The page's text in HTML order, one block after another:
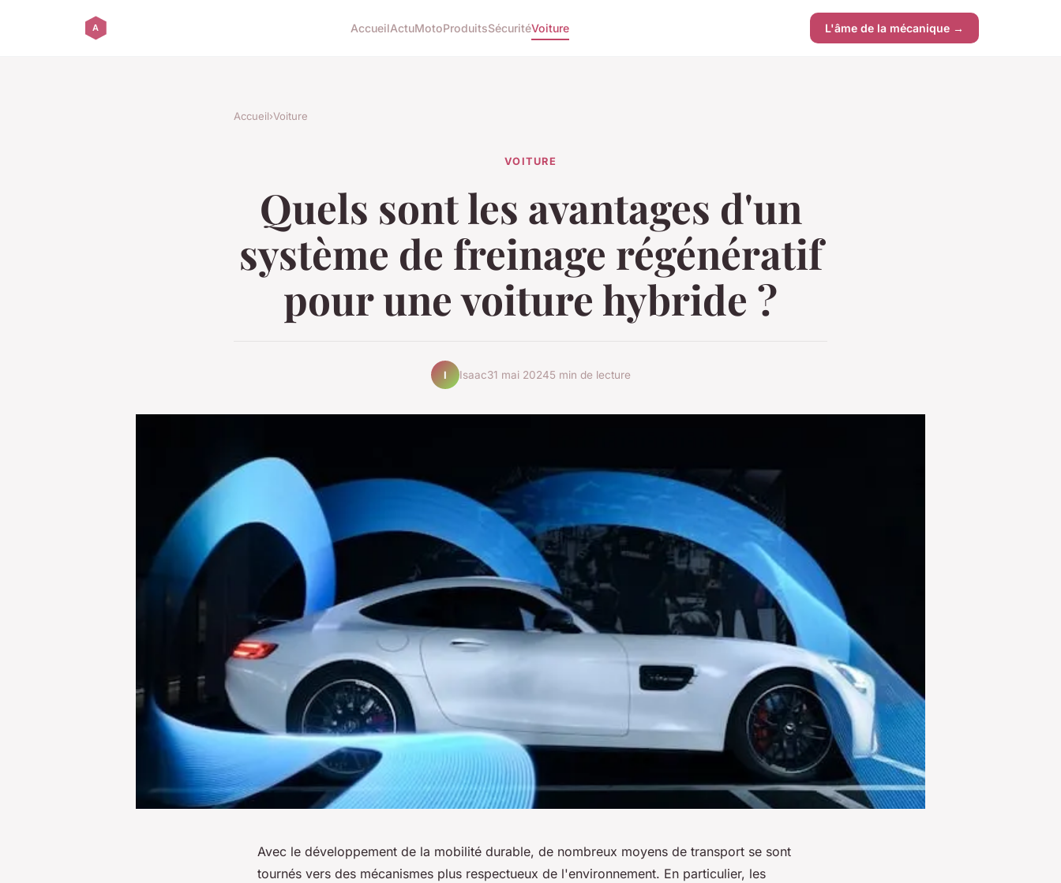
AccueilActuMotoProduitsSécuritéVoiture L'âme de la mécanique →
Accueil›Voiture
VOITURE
Quels sont les avantages d'un
système de freinage régénératif
pour une voiture hybride ?
I Isaac31 mai 20245 min de lecture
Avec le développement de la mobilité durable, de nombreux moyens de transport se sont
tournés vers des mécanismes plus respectueux de l'environnement. En particulier, les